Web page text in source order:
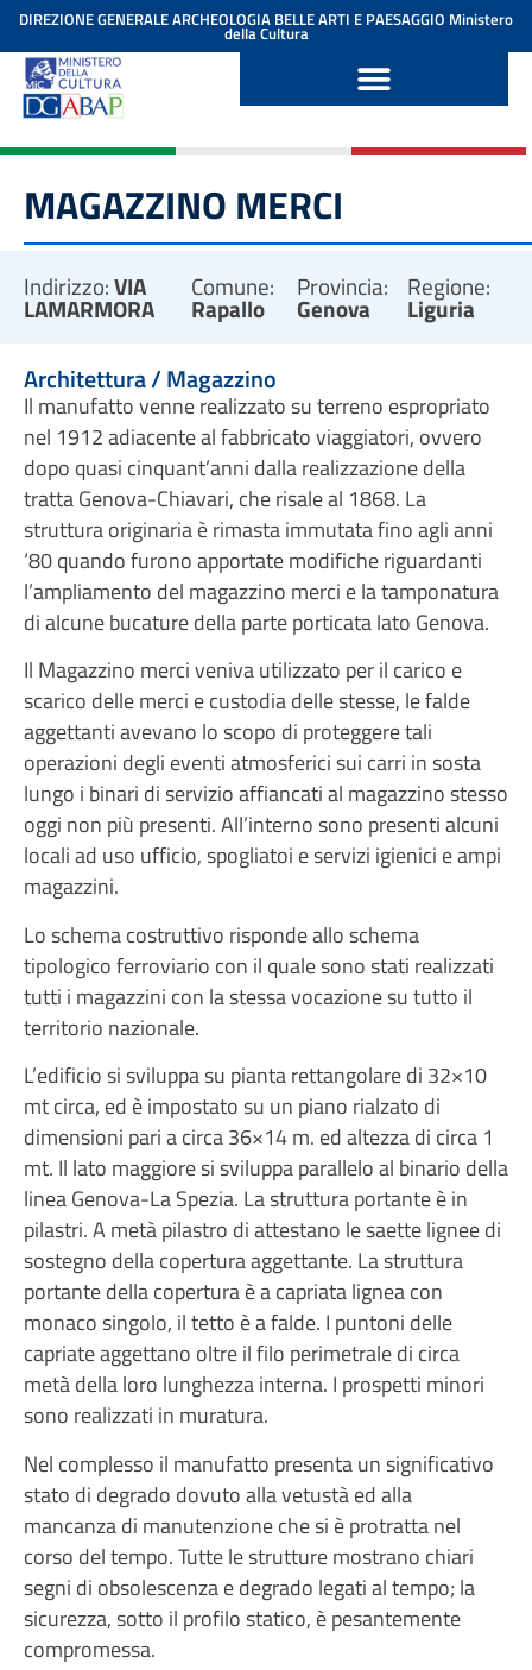
contenuto
DIREZIONE GENERALE ARCHEOLOGIA BELLE ARTI E PAESAGGIO Ministero
della Cultura
MAGAZZINO MERCI
Indirizzo:VIA
LAMARMORA
Comune:
Rapallo
Provincia:
Genova
Regione:
Liguria
Architettura / Magazzino
Il manufatto venne realizzato su terreno espropriato
nel 1912 adiacente al fabbricato viaggiatori, ovvero
dopo quasi cinquant’anni dalla realizzazione della
tratta Genova-Chiavari, che risale al 1868. La
struttura originaria è rimasta immutata fino agli anni
‘80 quando furono apportate modifiche riguardanti
l’ampliamento del magazzino merci e la tamponatura
di alcune bucature della parte porticata lato Genova.
Il Magazzino merci veniva utilizzato per il carico e
scarico delle merci e custodia delle stesse, le falde
aggettanti avevano lo scopo di proteggere tali
operazioni degli eventi atmosferici sui carri in sosta
lungo i binari di servizio affiancati al magazzino stesso
oggi non più presenti. All’interno sono presenti alcuni
locali ad uso ufficio, spogliatoi e servizi igienici e ampi
magazzini.
Lo schema costruttivo risponde allo schema
tipologico ferroviario con il quale sono stati realizzati
tutti i magazzini con la stessa vocazione su tutto il
territorio nazionale.
L’edificio si sviluppa su pianta rettangolare di 32×10
mt circa, ed è impostato su un piano rialzato di
dimensioni pari a circa 36×14 m. ed altezza di circa 1
mt. Il lato maggiore si sviluppa parallelo al binario della
linea Genova-La Spezia. La struttura portante è in
pilastri. A metà pilastro di attestano le saette lignee di
sostegno della copertura aggettante. La struttura
portante della copertura è a capriata lignea con
monaco singolo, il tetto è a falde. I puntoni delle
capriate aggettano oltre il filo perimetrale di circa
metà della loro lunghezza interna. I prospetti minori
sono realizzati in muratura.
Nel complesso il manufatto presenta un significativo
stato di degrado dovuto alla vetustà ed alla
mancanza di manutenzione che si è protratta nel
corso del tempo. Tutte le strutture mostrano chiari
segni di obsolescenza e degrado legati al tempo; la
sicurezza, sotto il profilo statico, è pesantemente
compromessa.